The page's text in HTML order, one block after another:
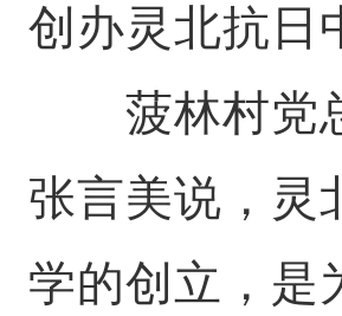
创办灵北抗日
菠林村党
张言美说，灵
学的创立，是